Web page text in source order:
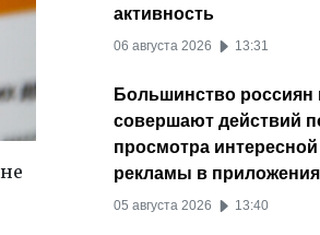
активность
06 августа 2026 13:31
Большинство россиян
совершают действий
просмотра интересной
рекламы в
05 августа 2026 13:40